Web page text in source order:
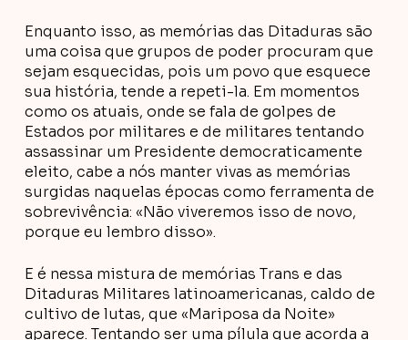
Enquanto isso, as memórias das Ditaduras são
uma coisa que grupos de poder procuram que
sejam esquecidas, pois um povo que esquece
sua história, tende a repeti-la. Em momentos
como os atuais, onde se fala de golpes de
Estados por militares e de militares tentando
assassinar um Presidente democraticamente
eleito, cabe a nós manter vivas as memórias
surgidas naquelas épocas como ferramenta de
sobrevivência: «Não viveremos isso de novo,
porque eu lembro disso».
E é nessa mistura de memórias Trans e das
Ditaduras Militares latinoamericanas, caldo de
cultivo de lutas, que «Mariposa da Noite»
aparece. Tentando ser uma pílula que acorda a